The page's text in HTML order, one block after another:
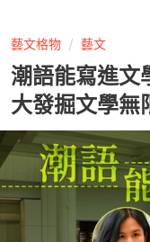
藝文格物 藝文
潮語能寫進文
大發掘文學無